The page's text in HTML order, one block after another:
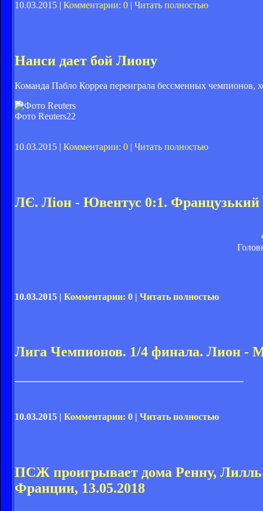
10.03.2015 | Комментарии: 0 | Читать полностью
Нанси дает бой Лиону
Команда Пабло Корреа переиграла бессменных чемпионов,
Фото Reuters22
10.03.2015 | Комментарии: 0 | Читать полностью
ЛЄ. Ліон - Ювентус 0:1. Французький
10.03.2015 | Комментарии: 0 | Читать полностью
Лига Чемпионов. 1/4 финала. Лион -
10.03.2015 | Комментарии: 0 | Читать полностью
ПСЖ проигрывает дома Ренну, Лилль
Франции, 13.05.2018